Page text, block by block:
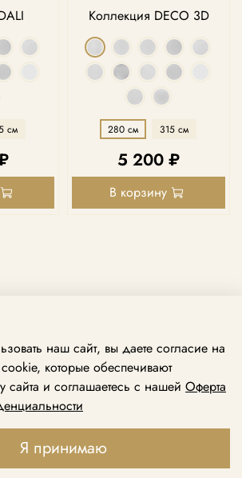
см
Коллекция DECO 3D
280 см 315 см
5 200 ₽
В корзину
ежедневно с 10:00 до 21:00
74 79
наш сайт, вы даете согласие на
которые обеспечивают
сайта и соглашаетесь с нашей Оферта
Я принимаю